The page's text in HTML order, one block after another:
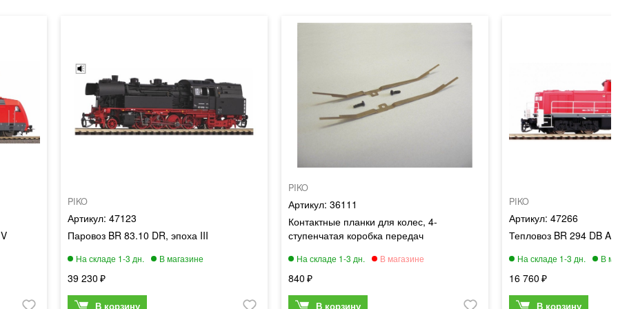
PIKO
47123
Паровоз BR 83.10 DR, эпоха III
39 230
PIKO
36111
Контактные планки для колес, 4-
ступенчатая коробка передач
840
PIKO
47266
Тепловоз BR 294 DB
16 760